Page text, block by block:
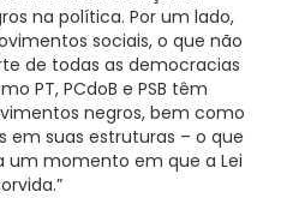
na política. Por um lado,
sociais, o que não
de todas as democracias
PT, PCdoB e PSB têm
negros, bem como
em suas estruturas – o que
um momento em que a Lei